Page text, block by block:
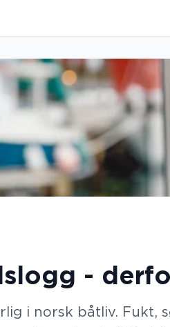
-
i norsk båtliv.